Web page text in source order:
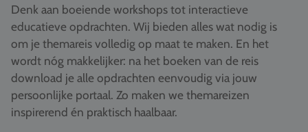
Vacatures
Contact
076 522 30 57
Denk aan boeiende workshops tot interactieve
educatieve opdrachten. Wij bieden alles wat nodig is
om je themareis volledig op maat te maken. En het
wordt nóg makkelijker: na het boeken van de reis
download je alle opdrachten eenvoudig via jouw
persoonlijke portaal. Zo maken we themareizen
inspirerend én praktisch haalbaar.